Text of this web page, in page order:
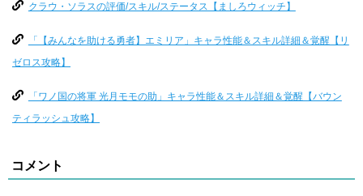
クラウ・ソラスの評価/スキル/ステータス【ましろウィッチ】
「【みんなを助ける勇者】エミリア」キャラ性能＆スキル詳細＆覚醒【リ
ゼロス攻略】
「ワノ国の将軍 光月モモの助」キャラ性能＆スキル詳細＆覚醒【バウン
ティラッシュ攻略】
コメント